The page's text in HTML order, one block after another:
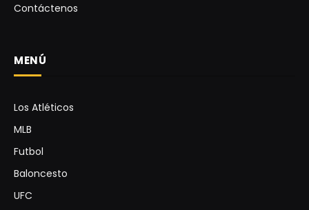
Contáctenos
MENÚ
Los Atléticos
MLB
Futbol
Baloncesto
UFC